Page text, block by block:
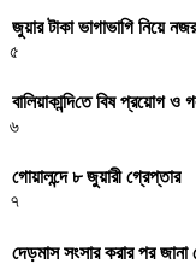
জুয়ার টাকা ভাগাভাগি নিয়ে
৫
বা‌লিয়াকা‌ন্দি‌তে বিষ প্রয়োগ
৬
গোয়ালন্দে ৮ জুয়ারী গ্রেপ্তার
৭
দেড়মাস সংসার করার পর